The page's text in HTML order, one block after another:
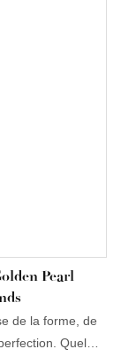
Pearl
de la forme, de
Quel